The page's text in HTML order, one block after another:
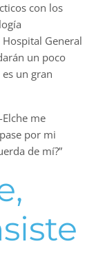
con los
General
un poco
un gran
me
por mi
de mí?”